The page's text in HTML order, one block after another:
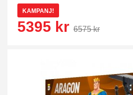
KAMPANJ!
5395 kr 6575 kr